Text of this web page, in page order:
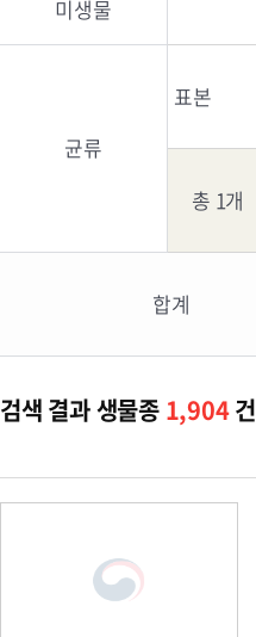
미생물
균류
표본
총 1개
합계
검색 결과 생물종 1,904건